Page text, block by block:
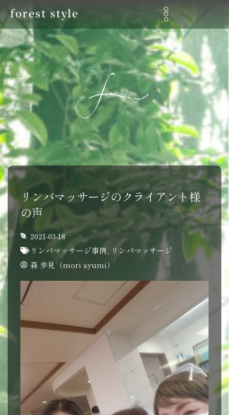
forest style
リンパマッサージのクライアント様
の声
2021-03-18
リンパマッサージ事例
リンパマッサージ
森 歩見（mori ayumi）